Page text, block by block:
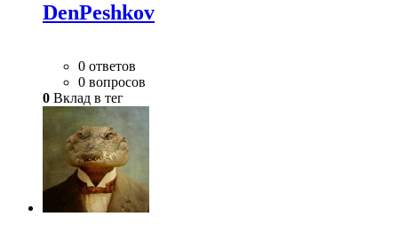
DenPeshkov
0 ответов
0 вопросов
0 Вклад в тег